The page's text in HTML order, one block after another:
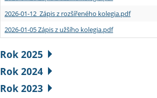
2026-01-12 Zápis z rozšířeného kolegia.pdf
2026-01-05 Zápis z užšího kolegia.pdf
Rok 2025
Rok 2024
Rok 2023